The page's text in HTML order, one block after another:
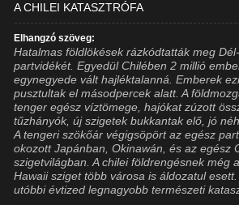
A CHILEI KATASZTRÓFA
Elhangzó szöveg:
Hatalmas földlökések rázkódtatták meg
partvidékét. Egyedül Chilében 2 millió
egynegyede vált hajléktalanná. Emberek
pusztultak el másodpercek alatt. A
tenger egész víztömege, hajókat zúzott
tűzhányók, új szigetek bukkantak elő, jó
A tengeri szökőár végigsöpört az egész
okozott Japánban, Okinawán, és az egész
szigetvilágban. A chilei földrengésnek még
Hawaii sziget több városa is áldozatul
utóbbi évtized legnagyobb természeti